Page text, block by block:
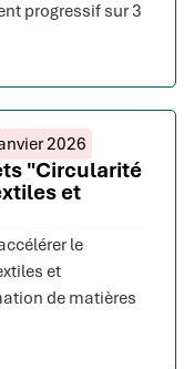
progressif sur 3
2026
"Circularité
et
le
et
de matières